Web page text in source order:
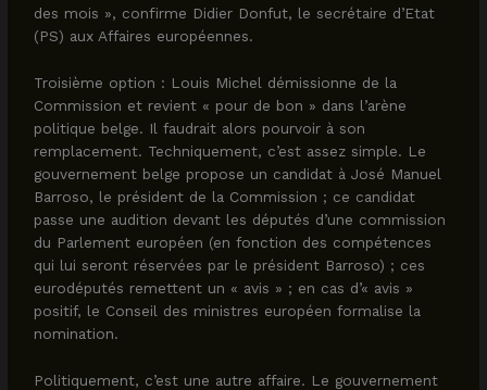
des mois », confirme Didier Donfut, le secrétaire d’Etat
(PS) aux Affaires européennes.
Troisième option : Louis Michel démissionne de la
Commission et revient « pour de bon » dans l’arène
politique belge. Il faudrait alors pourvoir à son
remplacement. Techniquement, c’est assez simple. Le
gouvernement belge propose un candidat à José Manuel
Barroso, le président de la Commission ; ce candidat
passe une audition devant les députés d’une commission
du Parlement européen (en fonction des compétences
qui lui seront réservées par le président Barroso) ; ces
eurodéputés remettent un « avis » ; en cas d’« avis »
positif, le Conseil des ministres européen formalise la
nomination.
Politiquement, c’est une autre affaire. Le gouvernement